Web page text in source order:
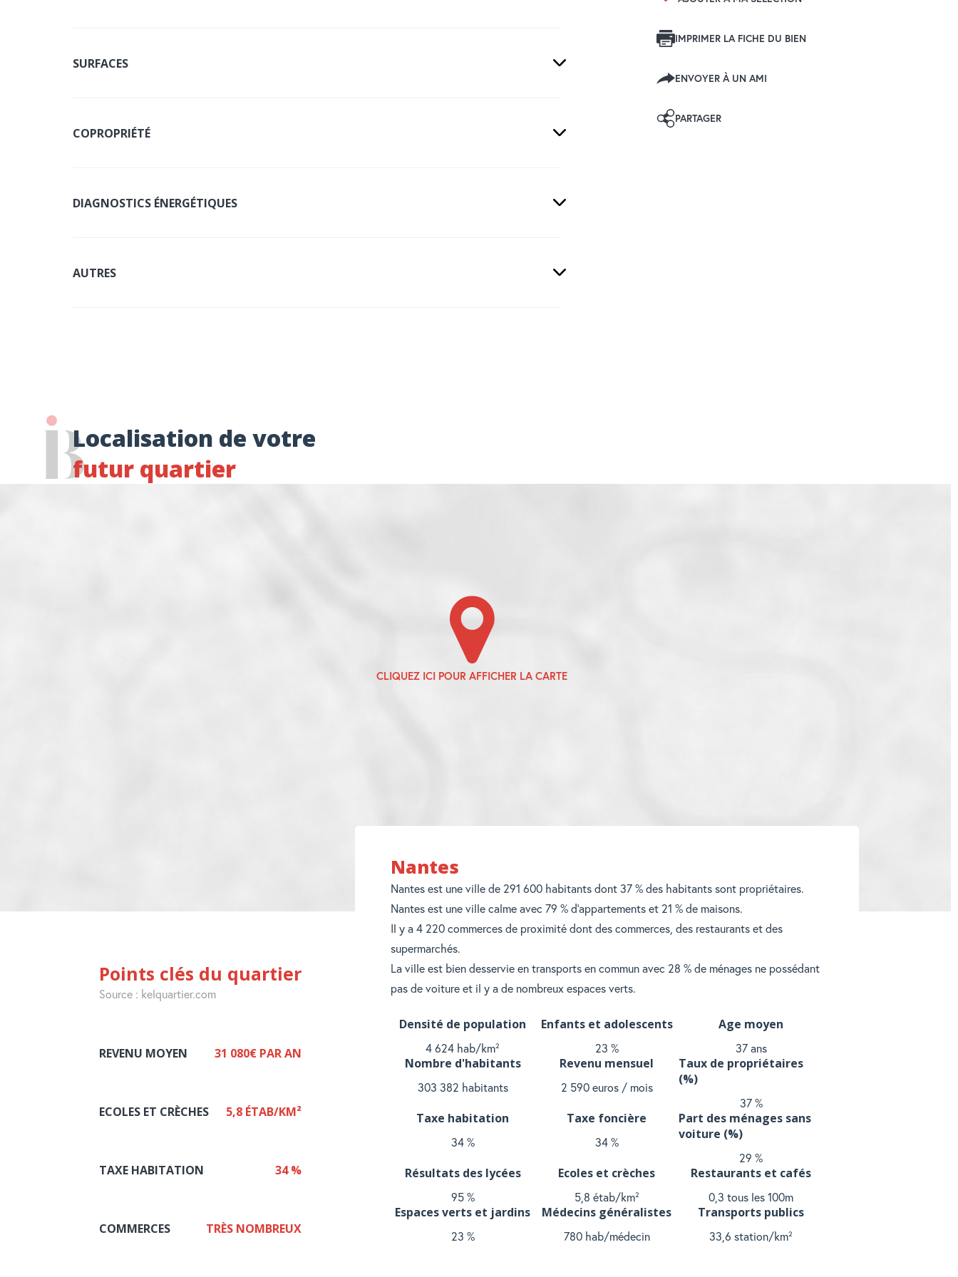
SURFACES
COPROPRIÉTÉ
DIAGNOSTICS ÉNERGÉTIQUES
AUTRES
IMPRIMER LA FICHE DU BIEN
ENVOYER À UN AMI
PARTAGER
Localisation de votre
futur quartier
Points clés du quartier
Source : kelquartier.com
REVENU MOYEN 31 080€ PAR AN
ECOLES ET CRÈCHES 5,8 ÉTAB/KM²
TAXE HABITATION 34 %
COMMERCES TRÈS NOMBREUX
Nantes
Nantes est une ville de 291 600 habitants dont 37 % des habitants sont propriétaires.
Nantes est une ville calme avec 79 % d'appartements et 21 % de maisons.
Il y a 4 220 commerces de proximité dont des commerces, des restaurants et des
supermarchés.
La ville est bien desservie en transports en commun avec 28 % de ménages ne possédant
pas de voiture et il y a de nombreux espaces verts.
Densité de population
4 624 hab/km²
Enfants et adolescents
23 %
Age moyen
37 ans
Nombre d'habitants
303 382 habitants
Revenu mensuel
2 590 euros / mois
Taux de propriétaires
(%)
37 %
Taxe habitation
34 %
Taxe foncière
34 %
Part des ménages sans
voiture (%)
29 %
Résultats des lycées
95 %
Ecoles et crèches
5,8 étab/km²
Restaurants et cafés
0,3 tous les 100m
Espaces verts et jardins
23 %
Médecins généralistes
780 hab/médecin
Transports publics
33,6 station/km²